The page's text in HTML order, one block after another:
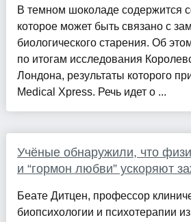
В темном шоколаде содержится
которое может быть связано с
биологического старения. Об
по итогам исследования
Лондона, результаты которого
Medical Xpress. Речь идет о ...
Учёные обнаружили, что
и “гормон любви” ускоряют
Беате Дитцен, профессор
биопсихологии и психотерапии